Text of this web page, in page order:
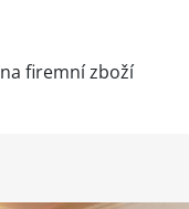
firemní zboží